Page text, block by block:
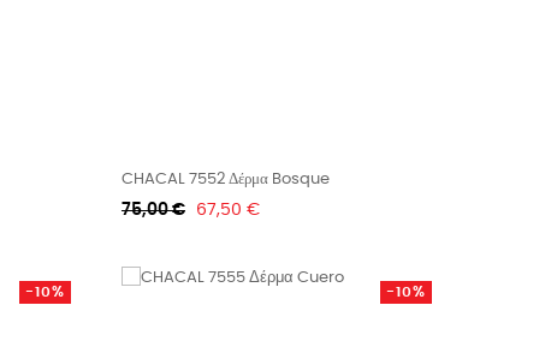
CHACAL 7552 Δέρμα Bosque
Κανονική
75,00 € Τιμή
67,50 €
-10% -10%